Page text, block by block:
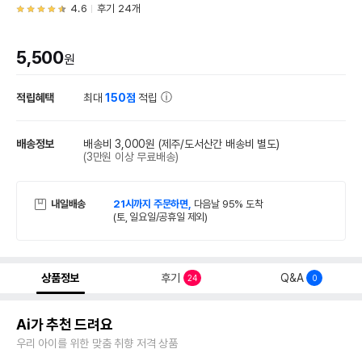
4.6 후기 24개
5,500원
적립혜택 최대150점 적립
배송정보 배송비 3,000원 (제주/도서산간 배송비 별도)
(3만원 이상 무료배송)
내일배송 21시까지 주문하면, 다음날 95% 도착
(토, 일요일/공휴일 제외)
상품정보 후기 24 Q&A 0
Ai가 추천 드려요
우리 아이를 위한 맞춤 취향 저격 상품